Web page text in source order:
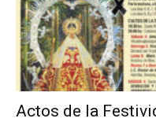
Actos de la